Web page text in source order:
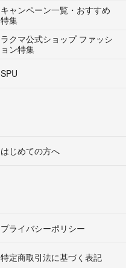
キャンペーン一覧・おすすめ
特集
ラクマ公式ショップ ファッシ
ョン特集
SPU
はじめての方へ
プライバシーポリシー
特定商取引法に基づく表記